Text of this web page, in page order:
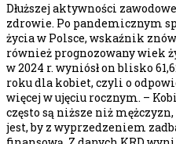
Dłuższej aktywności
zdrowie. Po pandemicznym
życia w Polsce, wskaźnik znów
również prognozowany wiek
w 2024 r. wyniósł on blisko
roku dla kobiet, czyli o
więcej w ujęciu rocznym. –
często są niższe niż
jest, by z wyprzedzeniem